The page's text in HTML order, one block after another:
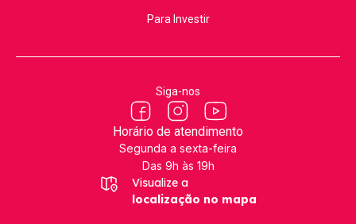
Para Investir
Siga-nos
Horário de atendimento
Segunda a sexta-feira
Das 9h às 19h
Visualize a
localização no mapa